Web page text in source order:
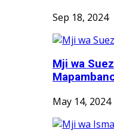
Sep 18, 2024
Mji wa
May 14, 2024